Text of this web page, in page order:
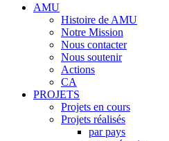
AMU
Histoire de AMU
Notre Mission
Nous contacter
Nous soutenir
Actions
CA
PROJETS
Projets en cours
Projets réalisés
par pays